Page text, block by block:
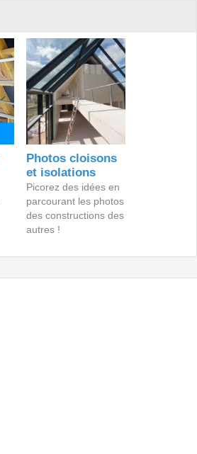
Photos cloisons
et isolations
Picorez des idées en
parcourant les photos
des constructions des
autres !